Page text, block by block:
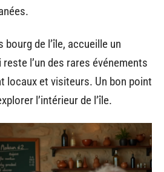
de l’île, accueille un
l’un des rares événements
locaux et visiteurs. Un bon point
l’intérieur de l’île.